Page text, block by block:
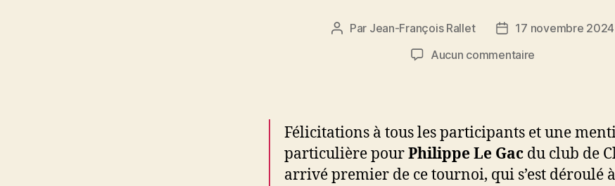
Auteur
Par Jean-François Rallet
Date
l’article
17 novembre 2024
Aucun commentaire
(16/11)
Félicitations à tous les participants et une
particulière pourPhilippe Le Gac du club de
arrivé premier de ce tournoi, qui s’est déroulé